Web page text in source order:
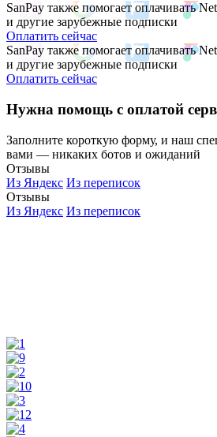
SanPay также помогает оплачивать
и другие зарубежные подписки
Оплатить сейчас
SanPay также помогает оплачивать
и другие зарубежные подписки
Оплатить сейчас
Нужна помощь с оплатой
Заполните короткую форму, и наш
вами — никаких ботов и ожиданий
Отзывы
Из Яндекс Из переписок
Отзывы
Из Яндекс Из переписок